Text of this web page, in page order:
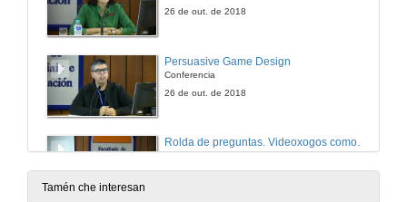
26 de out. de 2018
Persuasive Game Design
Conferencia
26 de out. de 2018
Rolda de preguntas. Videoxogos como ferramienta de persuasión e comunicación
26 de out. de 2018
Tamén che interesan